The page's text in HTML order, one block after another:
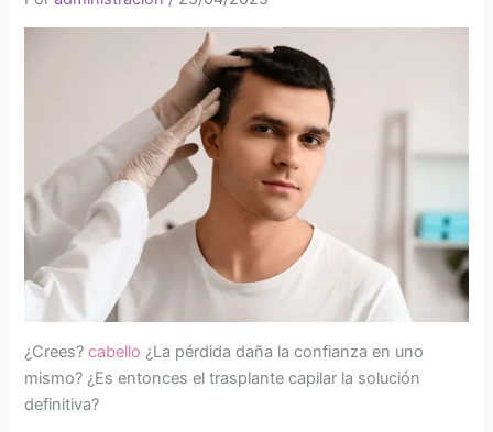
¿Crees?cabello ¿La pérdida daña la confianza en uno
mismo? ¿Es entonces el trasplante capilar la solución
definitiva?